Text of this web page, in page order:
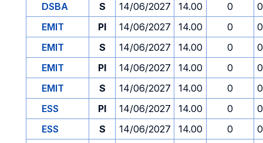
DSBA
S 14/06/2027 14.00 0
EMIT
PI 14/06/2027 14.00 0
EMIT
S 14/06/2027 14.00 0
EMIT
PI 14/06/2027 14.00 0
EMIT
S 14/06/2027 14.00 0
ESS
PI 14/06/2027 14.00 0
ESS
S 14/06/2027 14.00 0